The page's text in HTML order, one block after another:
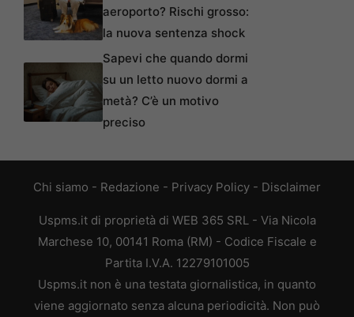
aeroporto? Rischi grosso:
la nuova sentenza shock
Sapevi che quando dormi
su un letto nuovo dormi a
metà? C’è un motivo
preciso
Chi siamo - Redazione - Privacy Policy - Disclaimer
Uspms.it di proprietà di WEB 365 SRL - Via Nicola
Marchese 10, 00141 Roma (RM) - Codice Fiscale e
Partita I.V.A. 12279101005
Uspms.it non è una testata giornalistica, in quanto
viene aggiornato senza alcuna periodicità. Non può